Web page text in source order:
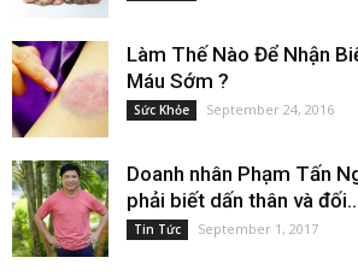
Làm Thế Nào Để Nhận
Máu Sớm ?
Sức Khỏe September 24, 2016
Doanh nhân Phạm Tấn
phải biết dấn thân và
Tin Tức September 1, 2017